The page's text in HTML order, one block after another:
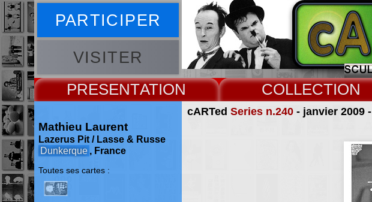
PARTICIPER
VISITER
PRESENT COLLECT
cARTed Series n.240- janvier 2009 -
Mathieu Laurent
Lazerus Pit / Lasse & Russe
Dunkerque , France
Toutes ses cartes :